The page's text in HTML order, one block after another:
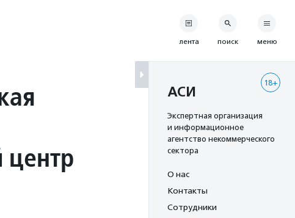
центр
лента поиск меню
18+
АСИ
Экспертная организация
и информационное
агентство некоммерческого
сектора
О нас
Контакты
Сотрудники